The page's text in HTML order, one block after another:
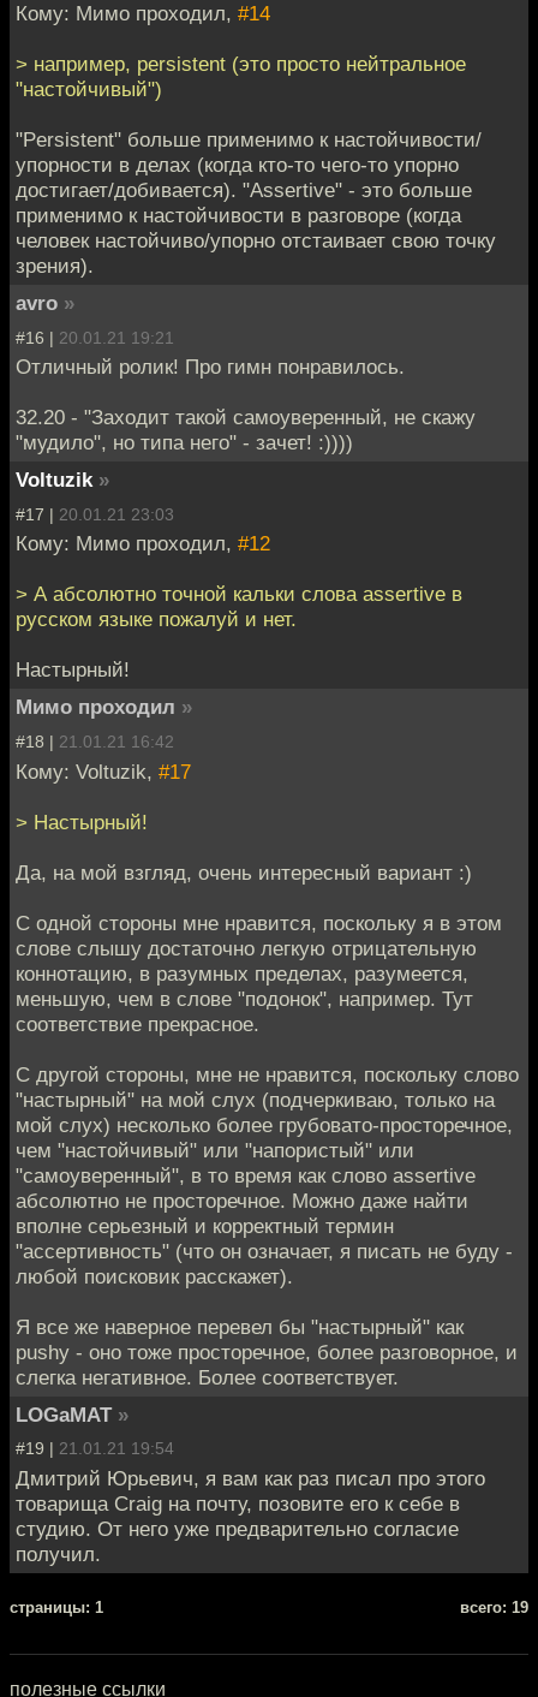
Кому: Мимо проходил, #14
> например, persistent (это просто нейтральное
"настойчивый")
"Persistent" больше применимо к настойчивости/
упорности в делах (когда кто-то чего-то упорно
достигает/добивается). "Assertive" - это больше
применимо к настойчивости в разговоре (когда
человек настойчиво/упорно отстаивает свою точку
зрения).
avro »
#16 | 20.01.21 19:21
Отличный ролик! Про гимн понравилось.
32.20 - "Заходит такой самоуверенный, не скажу
"мудило", но типа него" - зачет! :))))
Voltuzik »
#17 | 20.01.21 23:03
Кому: Мимо проходил, #12
> А абсолютно точной кальки слова assertive в
русском языке пожалуй и нет.
Настырный!
Мимо проходил »
#18 | 21.01.21 16:42
Кому: Voltuzik, #17
> Настырный!
Да, на мой взгляд, очень интересный вариант :)
С одной стороны мне нравится, поскольку я в этом
слове слышу достаточно легкую отрицательную
коннотацию, в разумных пределах, разумеется,
меньшую, чем в слове "подонок", например. Тут
соответствие прекрасное.
С другой стороны, мне не нравится, поскольку слово
"настырный" на мой слух (подчеркиваю, только на
мой слух) несколько более грубовато-просторечное,
чем "настойчивый" или "напористый" или
"самоуверенный", в то время как слово assertive
абсолютно не просторечное. Можно даже найти
вполне серьезный и корректный термин
"ассертивность" (что он означает, я писать не буду -
любой поисковик расскажет).
Я все же наверное перевел бы "настырный" как
pushy - оно тоже просторечное, более разговорное, и
слегка негативное. Более соответствует.
LOGaMAT »
#19 | 21.01.21 19:54
Дмитрий Юрьевич, я вам как раз писал про этого
товарища Craig на почту, позовите его к себе в
студию. От него уже предварительно согласие
получил.
cтраницы: 1 всего: 19
полезные ссылки